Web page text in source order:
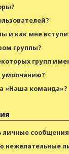
и как мне
группы?
групп
умолчанию?
«Наша команда»?
личные
нежелательные